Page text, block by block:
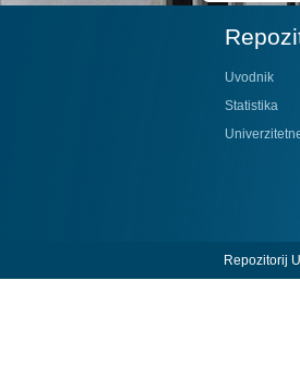
Uvodnik
Statistika
Repozitorij